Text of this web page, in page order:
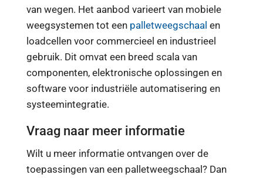
van wegen. Het aanbod varieert van mobiele
weegsystemen tot een palletweegschaal en
loadcellen voor commercieel en industrieel
gebruik. Dit omvat een breed scala van
componenten, elektronische oplossingen en
software voor industriële automatisering en
systeemintegratie.
Vraag naar meer informatie
Wilt u meer informatie ontvangen over de
toepassingen van een palletweegschaal? Dan